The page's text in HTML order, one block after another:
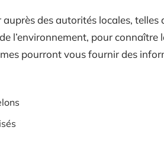
auprès des autorités locales, telles
l’environnement, pour connaître
pourront vous fournir des